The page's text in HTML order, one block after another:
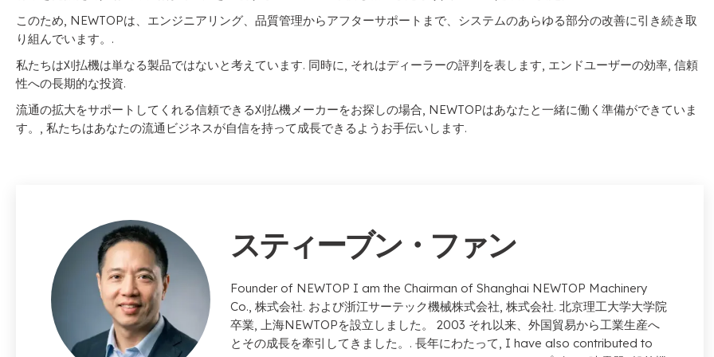
このため, NEWTOPは、エンジニアリング、品質管理からアフターサポートまで、システムのあらゆる部分の改善に引き続き取
り組んでいます。.
私たちは刈払機は単なる製品ではないと考えています. 同時に, それはディーラーの評判を表します, エンドユーザーの効率, 信頼
性への長期的な投資.
流通の拡大をサポートしてくれる信頼できる刈払機メーカーをお探しの場合, NEWTOPはあなたと一緒に働く準備ができていま
す。, 私たちはあなたの流通ビジネスが自信を持って成長できるようお手伝いします.
スティーブン・ファン
Founder of NEWTOP I am the Chairman of Shanghai NEWTOP Machinery
Co., 株式会社. および浙江サーテック機械株式会社, 株式会社. 北京理工大学大学院
卒業, 上海NEWTOPを設立しました。 2003 それ以来、外国貿易から工業生産へ
とその成長を牽引してきました。. 長年にわたって, I have also contributed to